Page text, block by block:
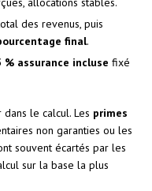
des revenus, puis
final.
% assurance incluse fixé
le calcul. Les primes
non garanties ou les
souvent écartés par les
sur la base la plus